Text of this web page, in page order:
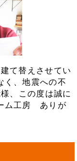
て替えさせてい
く、地震への不
、この度は誠に
ム工房 ありが